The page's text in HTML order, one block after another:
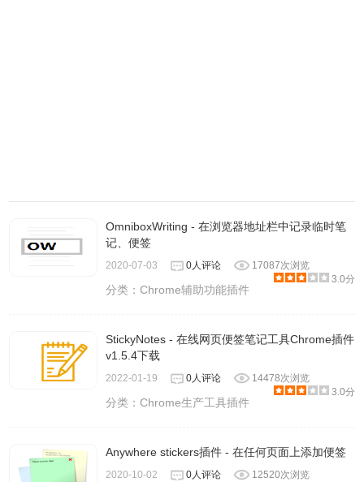
OmniboxWriting - 在浏览器地址栏中记录临时笔
记、便签
2020-07-03 0人评论
17087次浏览
3.0分
分类：Chrome辅助功能插件
StickyNotes - 在线网页便签笔记工具Chrome插件
v1.5.4下载
2022-01-19 0人评论
14478次浏览
3.0分
分类：Chrome生产工具插件
Anywhere stickers插件 - 在任何页面上添加便签
2020-10-02 0人评论
12520次浏览